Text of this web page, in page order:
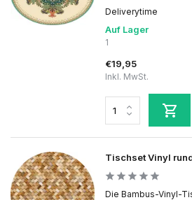
Deliverytime
Auf Lager
1
€19,95
Inkl. MwSt.
Tischset Vinyl
Die Bambus-Vinyl-